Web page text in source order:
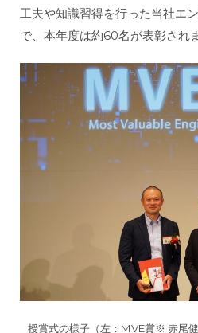
工夫や知識習得を行った当社エ
で、本年度は約60名が表彰され
授賞式の様子（左：MVE賞※ 赤尾